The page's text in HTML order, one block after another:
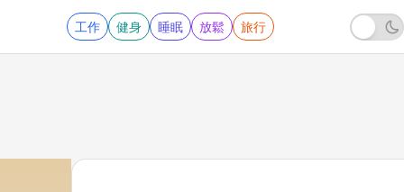
工作 健身 睡眠 放鬆 旅行